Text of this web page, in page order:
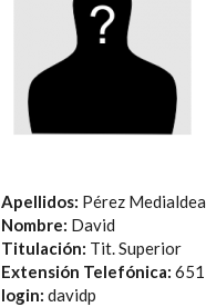
Apellidos: Pérez Medialdea
Nombre: David
Titulación: Tit. Superior
Extensión Telefónica: 651
login: davidp